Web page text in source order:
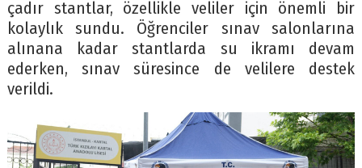
çadır stantlar, özellikle veliler için önemli bir
kolaylık sundu. Öğrenciler sınav salonlarına
alınana kadar stantlarda su ikramı devam
ederken, sınav süresince de velilere destek
verildi.